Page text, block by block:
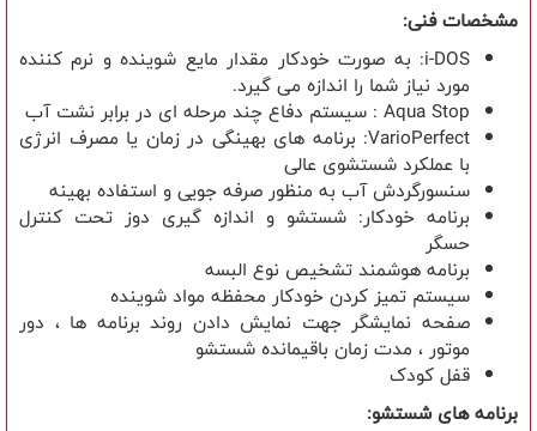
مشخصات فنی:
i-DOS: به صورت خودکار مقدار مایع شوینده و نرم کننده
مورد نیاز شما را اندازه می گیرد.
Aqua Stop : سیستم دفاع چند مرحله ای در برابر نشت آب
VarioPerfect: برنامه های بهینگی در زمان یا مصرف انرژی
با عملکرد شستشوی عالی
سنسورگردش آب به منظور صرفه جویی و استفاده بهینه
برنامه خودکار: شستشو و اندازه گیری دوز تحت کنترل
حسگر
برنامه هوشمند تشخیص نوع البسه
سیستم تمیز کردن خودکار محفظه مواد شوینده
صفحه نمایشگر جهت نمایش دادن روند برنامه ها ، دور
موتور ، مدت زمان باقیمانده شستشو
قفل کودک
برنامه های شستشو: